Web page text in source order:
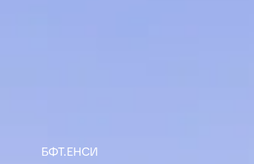
БФТ.ЕНСИ